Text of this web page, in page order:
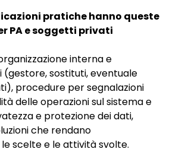
pratiche hanno queste
PA e soggetti privati
interna e
(gestore, sostituti, eventuale
procedure per segnalazioni
delle operazioni sul sistema e
e protezione dei dati,
che rendano
scelte e le attività svolte.